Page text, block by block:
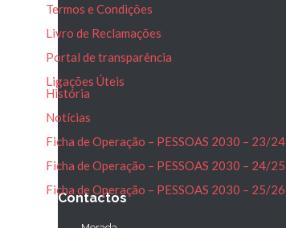
Termos e Condições
Livro de Reclamações
Portal de transparência
Ligações Úteis
História
Notícias
Ficha de Operação – PESSOAS 2030 – 23/24
Ficha de Operação – PESSOAS 2030 – 24/25
Ficha de Operação – PESSOAS 2030 – 25/26
Contactos